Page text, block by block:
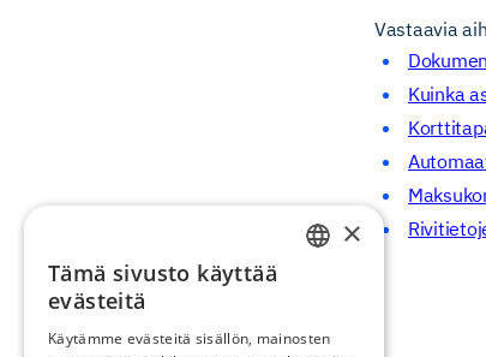
Vastaavia
Kuinka
×
Tämä sivusto käyttää
evästeitä
Käytämme evästeitä sisällön, mainosten